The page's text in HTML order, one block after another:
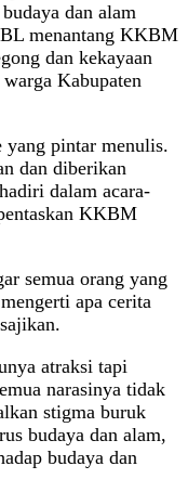
dan alam
menantang KKBM
dan kekayaan
Kabupaten
pintar menulis.
dan diberikan
dalam acara-
KKBM
semua orang yang
apa cerita
atraksi tapi
narasinya tidak
stigma buruk
budaya dan alam,
budaya dan